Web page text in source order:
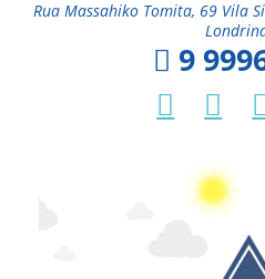
Rua Massahiko Tomita, 69 Vila
9